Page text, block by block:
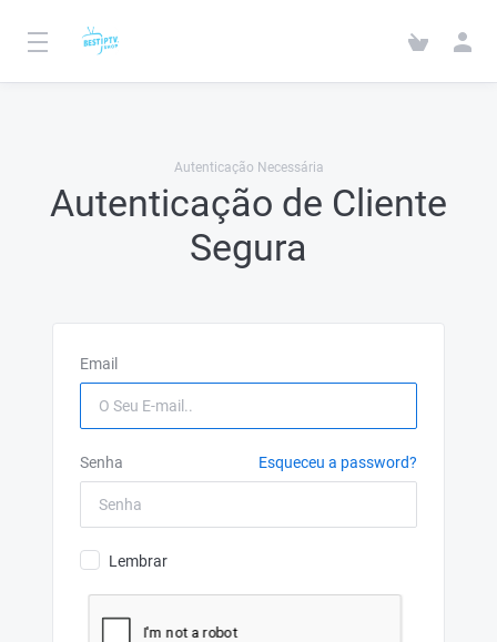
Autenticação Necessária
Autenticação de Cliente
Segura
Email
Senha Esqueceu a password?
Lembrar